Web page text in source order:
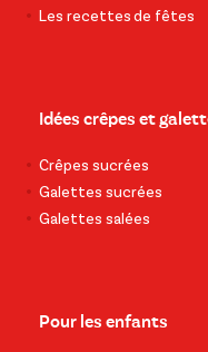
Les recettes de fêtes
Idées crêpes et
Crêpes sucrées
Galettes sucrées
Galettes salées
Pour les enfants